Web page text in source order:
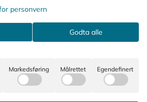
nettapotek som er Trygg E-
og registrert og godkjent hos
og leverer et stort utvalg av
personvern
Godta alle
Markedsføring Målrettet Egendefinert